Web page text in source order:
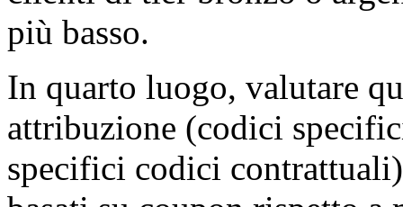
più basso.
In quarto luogo, valutare
attribuzione (codici
specifici codici